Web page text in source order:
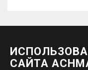
САЙТА